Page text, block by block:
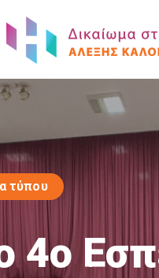
τύπου
4ο